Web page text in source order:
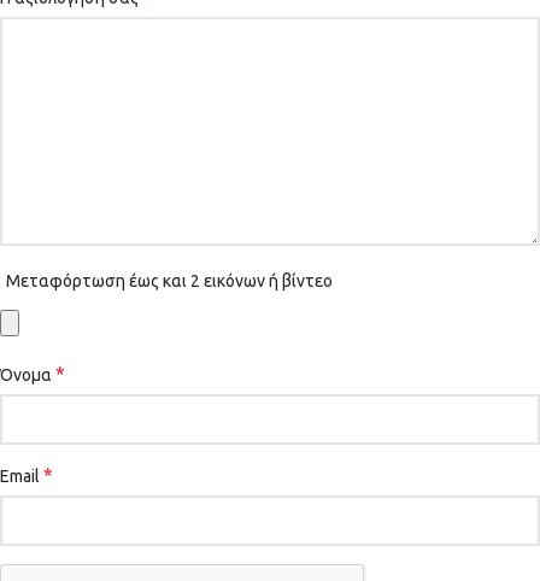
Μεταφόρτωση έως και 2 εικόνων ή βίντεο
Όνομα *
Email *